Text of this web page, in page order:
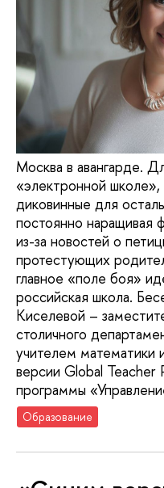
Москва в авангарде.
«электронной
диковинные для
постоянно наращивая
из-за новостей о
протестующих
главное «поле боя»
российская школа.
Киселевой –
столичного
учителем математики
версии Global Teacher
программы
Образование